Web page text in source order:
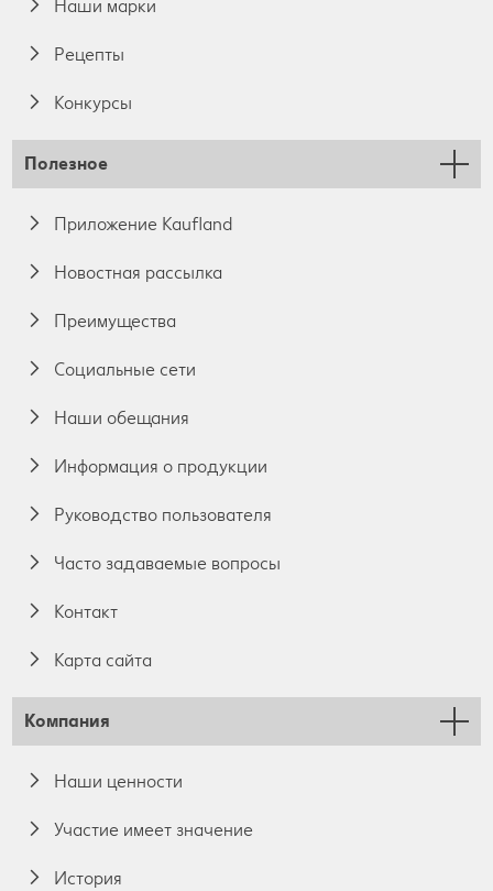
Наши марки
Pецепты
Конкурсы
Полезное
Приложение Kaufland
Новостная рассылка
Преимущества
Социальные сети
Наши обещания
Информация о продукции
Руководство пользователя
Часто задаваемые вопросы
Контакт
Карта сайта
Компания
Наши ценности
Участие имеет значение
История